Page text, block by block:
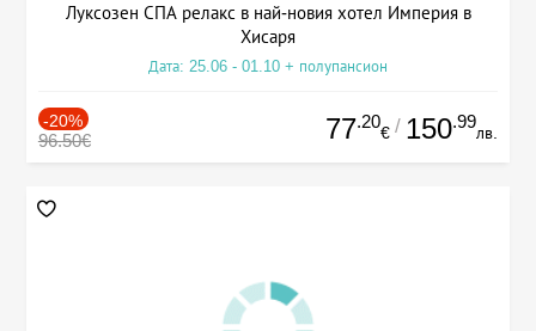
Луксозен СПА релакс в най-новия хотел Империя в
Хисаря
Дата: 25.06 - 01.10 + полупансион
-20%
96.50€ 77.20
€ / 150.99
лв.